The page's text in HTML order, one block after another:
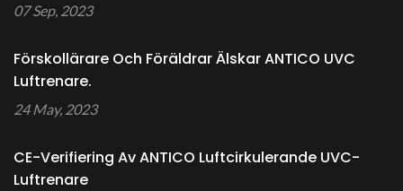
07 Sep, 2023
Förskollärare Och Föräldrar Älskar ANTICO UVC
Luftrenare.
24 May, 2023
CE-Verifiering Av ANTICO Luftcirkulerande UVC-
Luftrenare